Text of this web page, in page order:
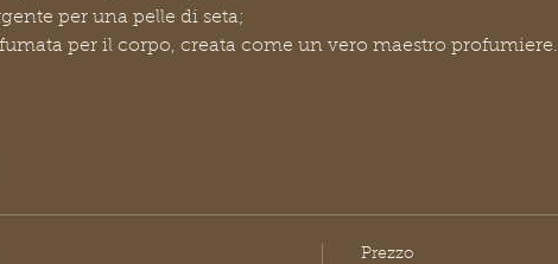
per una pelle di seta;
per il corpo, creata come un vero maestro profumiere.
Prezzo